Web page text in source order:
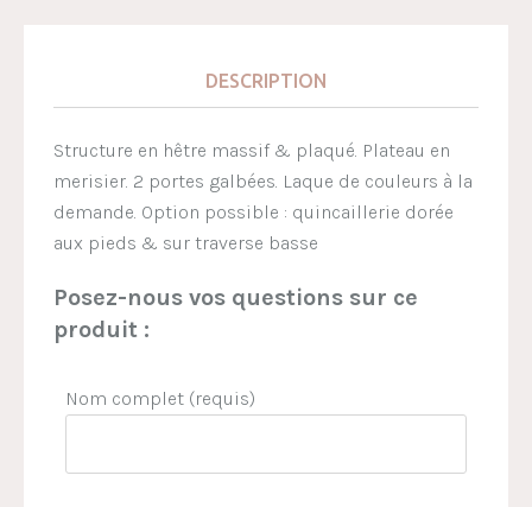
DESCRIPTION
Structure en hêtre massif & plaqué. Plateau en
merisier. 2 portes galbées. Laque de couleurs à la
demande. Option possible : quincaillerie dorée
aux pieds & sur traverse basse
Posez-nous vos questions sur ce
produit :
Nom complet (requis)